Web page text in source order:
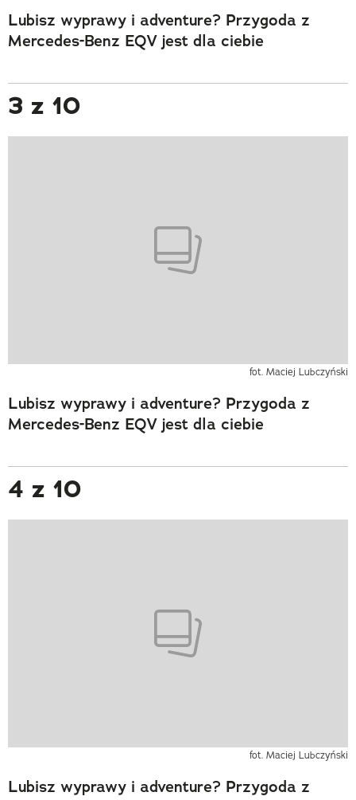
Lubisz wyprawy i adventure? Przygoda z
Mercedes-Benz EQV jest dla ciebie
3 z 10
fot. Maciej Lubczyński
Lubisz wyprawy i adventure? Przygoda z
Mercedes-Benz EQV jest dla ciebie
4 z 10
fot. Maciej Lubczyński
Lubisz wyprawy i adventure? Przygoda z